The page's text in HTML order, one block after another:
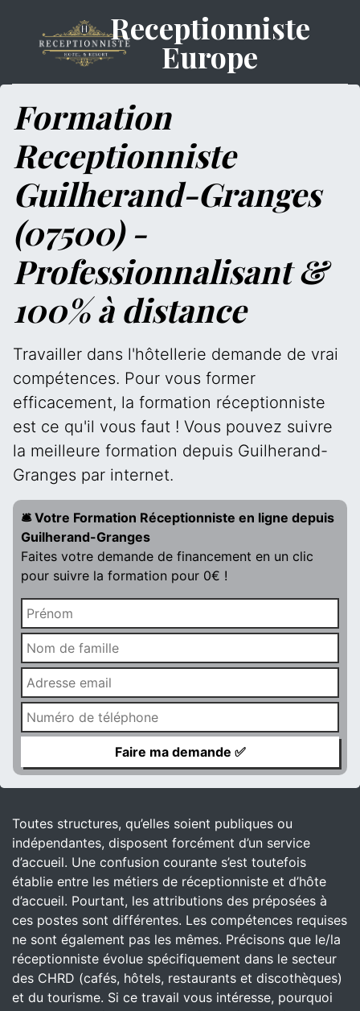
Receptionniste
Europe
Formation
Receptionniste
Guilherand-Granges
(07500) -
Professionnalisant &
100% à distance
Travailler dans l'hôtellerie demande de vrai
compétences. Pour vous former
efficacement, la formation réceptionniste
est ce qu'il vous faut ! Vous pouvez suivre
la meilleure formation depuis Guilherand-
Granges par internet.
🛎️ Votre Formation Réceptionniste en ligne depuis
Guilherand-Granges
Faites votre demande de financement en un clic
pour suivre la formation pour 0€ !
Toutes structures, qu’elles soient publiques ou
indépendantes, disposent forcément d’un service
d’accueil. Une confusion courante s’est toutefois
établie entre les métiers de réceptionniste et d’hôte
d’accueil. Pourtant, les attributions des préposées à
ces postes sont différentes. Les compétences requises
ne sont également pas les mêmes. Précisons que le/la
réceptionniste évolue spécifiquement dans le secteur
des CHRD (cafés, hôtels, restaurants et discothèques)
et du tourisme. Si ce travail vous intéresse, pourquoi